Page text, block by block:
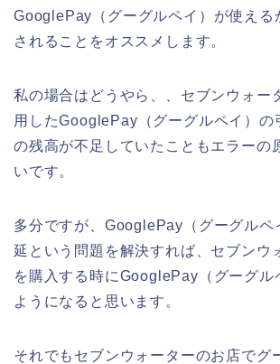
GooglePay（グーグルペイ）が使える
されることをオススメします。
私の場合はどうやら、、セブンウォー
用したGooglePay（グーグルペイ）の
の残高が不足していたこともエラーの
いです。
多分ですが、GooglePay（グーグルペ
延という問題を解決すれば、セブンウ
を購入する時にGooglePay（グーグル
ようになると思います。
それでもセブンウォーターのお店でグ